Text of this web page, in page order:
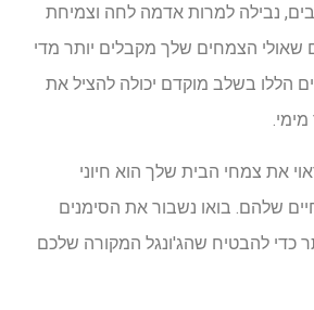
נבילה למרות אדמה לחה וצמיחת
שאולי הצמחים שלך מקבלים יותר מדי
הללו בשלב מוקדם יכולה להציל את
את צמחי הבית שלך הוא חיוני
שלהם. בואו נשבור את הסימנים
כדי להבטיח שהג'ונגל המקורה שלכם